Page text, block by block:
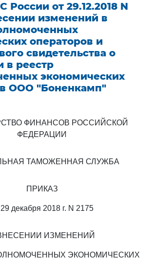
России от 29.12.2018 N
изменений в
операторов и
свидетельства о
в реестр
экономических
ООО "Боненкамп"
ФИНАНСОВ РОССИЙСКОЙ
ФЕДЕРАЦИИ
ТАМОЖЕННАЯ СЛУЖБА
ПРИКАЗ
декабря 2018 г. N 2175
ИЗМЕНЕНИЙ
ЭКОНОМИЧЕСКИХ